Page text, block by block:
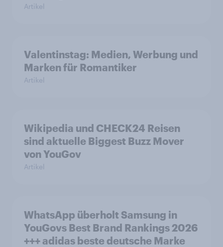
Artikel
Valentinstag: Medien, Werbung und
Marken für Romantiker
Artikel
Wikipedia und CHECK24 Reisen
sind aktuelle Biggest Buzz Mover
von YouGov
Artikel
WhatsApp überholt Samsung in
YouGovs Best Brand Rankings 2026
+++ adidas beste deutsche Marke